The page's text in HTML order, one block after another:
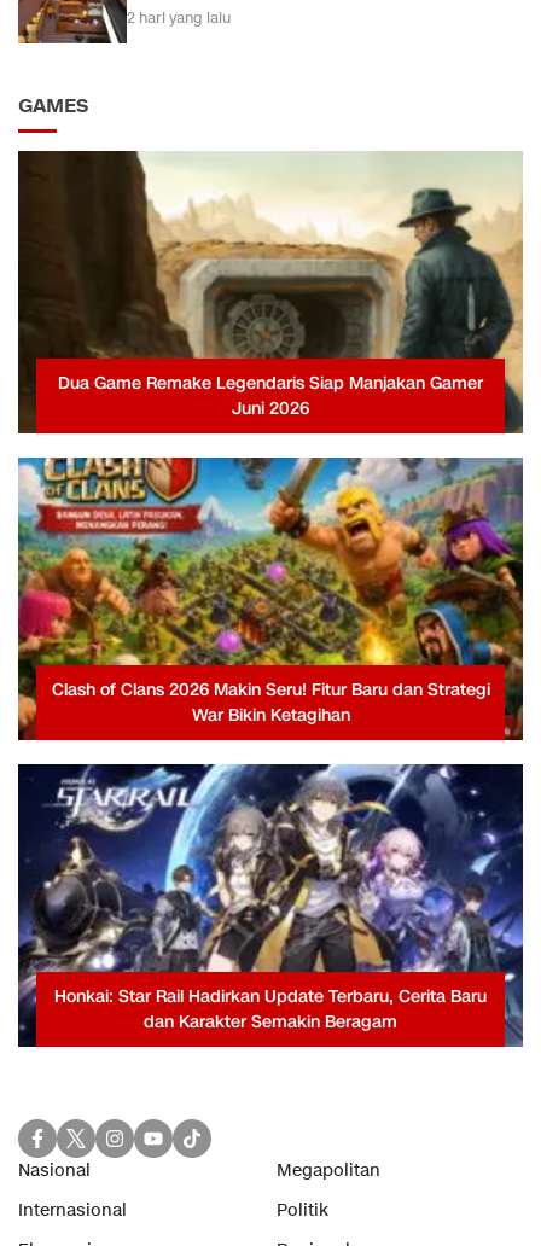
2 hari yang lalu
GAMES
Dua Game Remake Legendaris Siap Manjakan Gamer
Juni 2026
Clash of Clans 2026 Makin Seru! Fitur Baru dan Strategi
War Bikin Ketagihan
Honkai: Star Rail Hadirkan Update Terbaru, Cerita Baru
dan Karakter Semakin Beragam
Nasional
Megapolitan
Internasional
Politik